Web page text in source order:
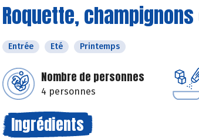
Roquette,
Entrée Eté Printemps
Nombre de personnes
4 personnes
Ingrédients